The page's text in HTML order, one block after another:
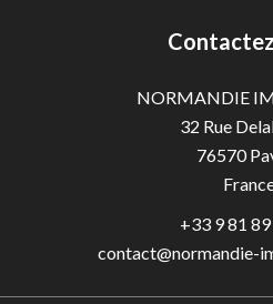
NORMANDIE
32 Rue
76570
+33 9 81
contact@normandie-